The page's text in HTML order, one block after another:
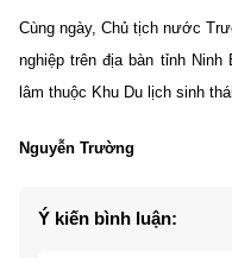
Cùng ngày, Chủ tịch nước
nghiệp trên địa bàn tỉnh
lâm thuộc Khu Du lịch sinh
Nguyễn Trường
Ý kiến bình luận: